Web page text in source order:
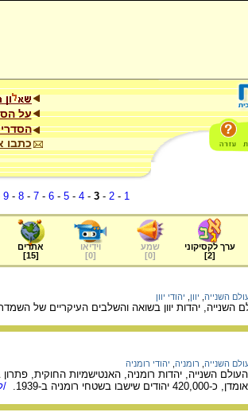
על
כתבו
1
-
2
-
3
-
4
-
5
-
6
-
7
-
8
-
9
ערך לקסיקוני
[
2
]
שמע
[
0
]
וידיאו
[
0
]
אתרים
[
15
]
השנייה יוון יהודי יוון
השנייה, יהדות יוון בשואה והשלבים העיקריים של
השנייה רומניה יהודי רומניה
השנייה, יהדות רומניה, האנטישמיות החוקית,
רומניה ב-1939.
/